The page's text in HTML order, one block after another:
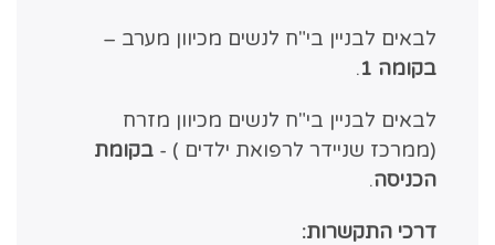
לבאים לבניין בי"ח לנשים מכיוון מערב –
בקומה 1
.
לבאים לבניין בי"ח לנשים מכיוון מזרח
(ממרכז שניידר לרפואת ילדים ) - בקומת
הכניסה.
דרכי התקשרות: